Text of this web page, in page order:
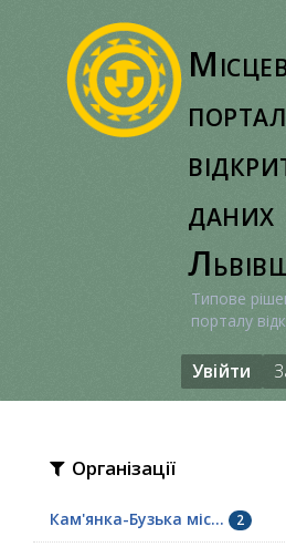
портал
даних
Типове
порталу
Увійти
Організації
Кам'янка-Бузька міс... 2